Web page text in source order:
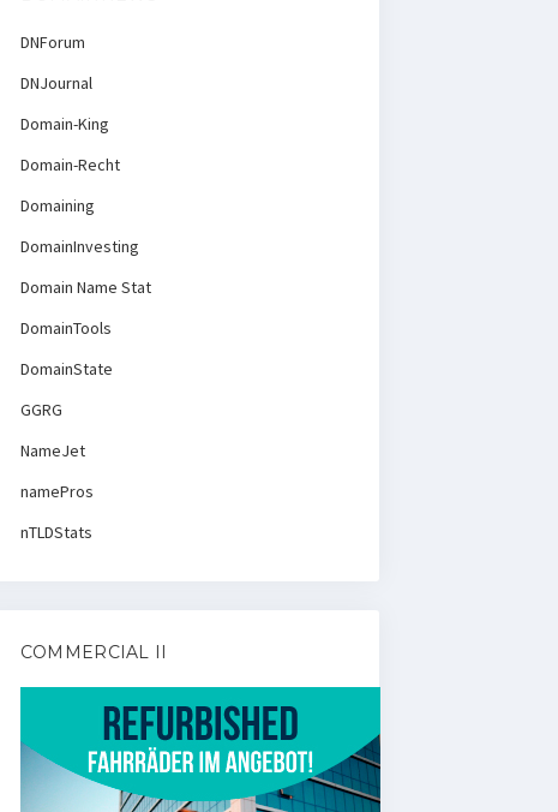
DNForum
DNJournal
Domain-King
Domain-Recht
Domaining
DomainInvesting
Domain Name Stat
DomainTools
DomainState
GGRG
NameJet
namePros
nTLDStats
COMMERCIAL II